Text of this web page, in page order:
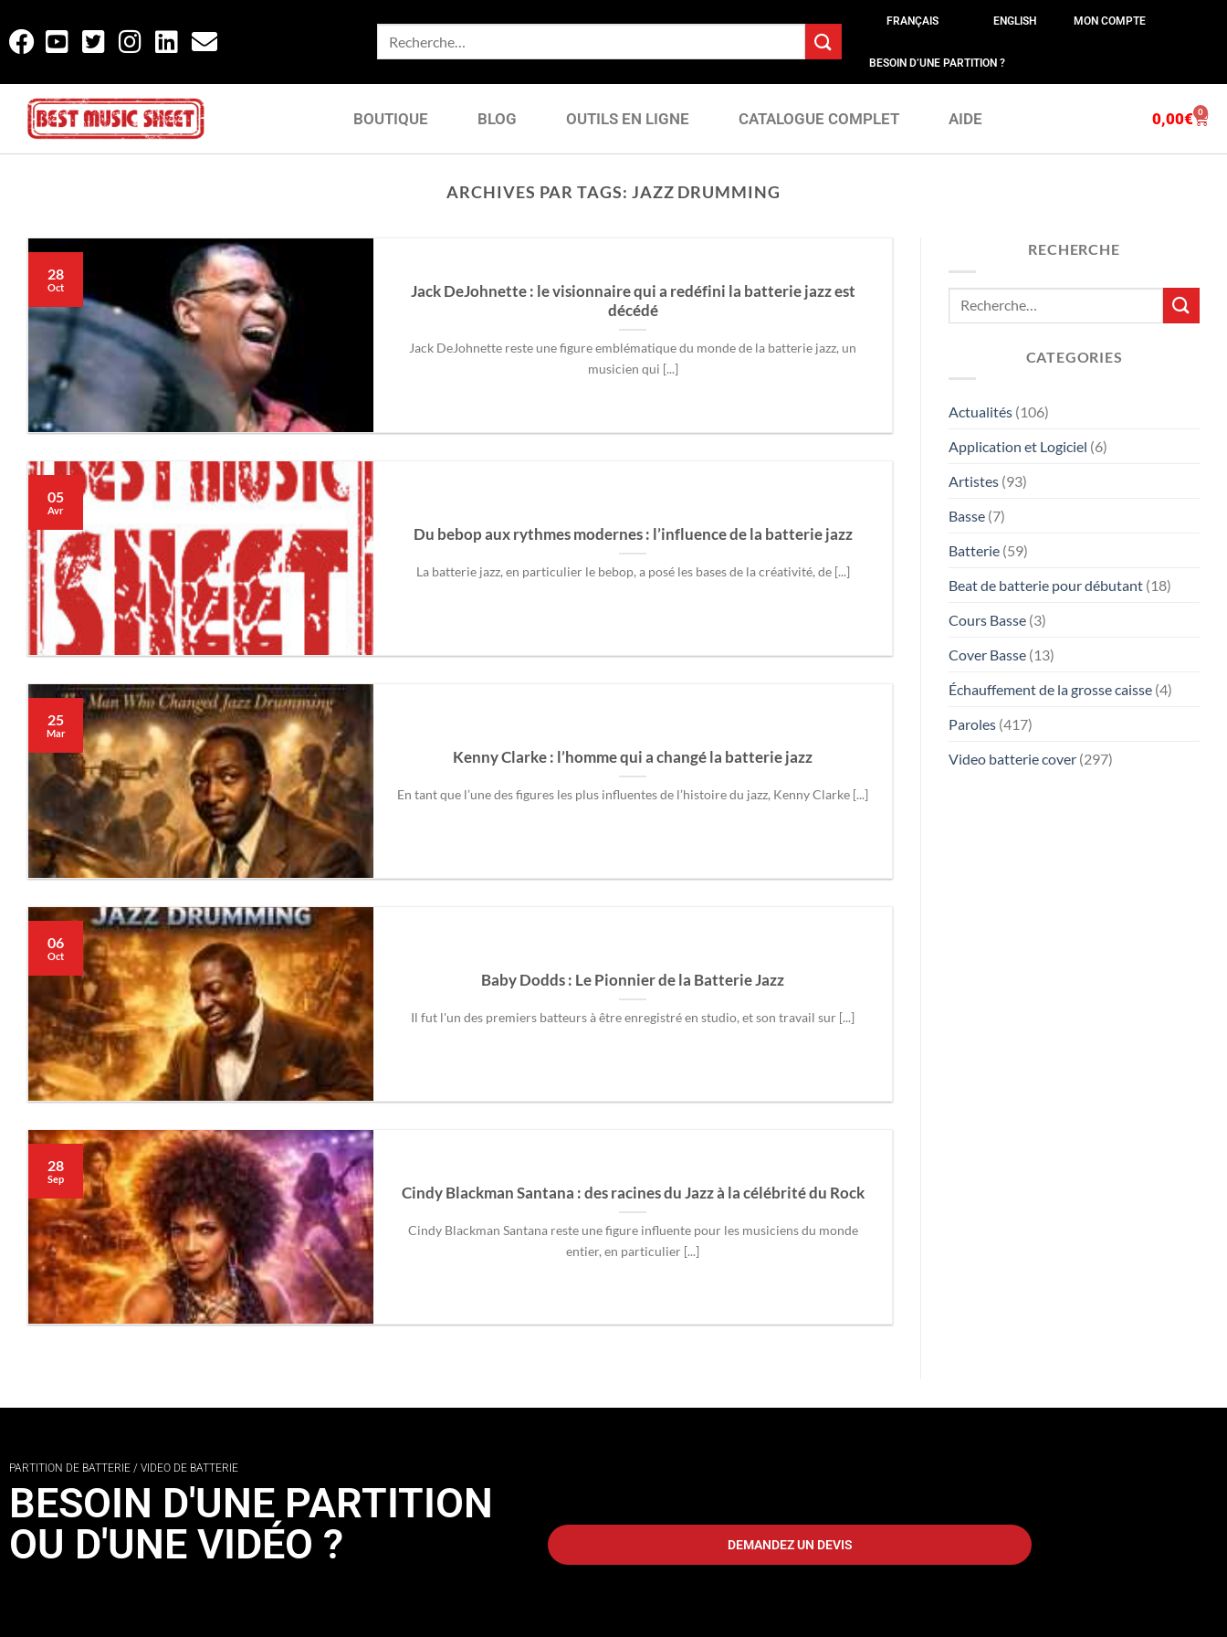
FRANÇAIS ENGLISH MON COMPTE
BESOIN D’UNE PARTITION ?
BOUTIQUE BLOG OUTILS EN LIGNE CATALOGUE COMPLET AIDE 0,00€ 0
ARCHIVES PAR TAGS: JAZZ DRUMMING
Jack DeJohnette : le visionnaire qui a redéfini la batterie jazz est
décédé
Jack DeJohnette reste une figure emblématique du monde de la batterie jazz, un
musicien qui [...]
28
Oct
Du bebop aux rythmes modernes : l’influence de la batterie jazz
La batterie jazz, en particulier le bebop, a posé les bases de la créativité, de [...]
05
Avr
Kenny Clarke : l’homme qui a changé la batterie jazz
En tant que l’une des figures les plus influentes de l’histoire du jazz, Kenny Clarke [...]
25
Mar
Baby Dodds : Le Pionnier de la Batterie Jazz
Il fut l'un des premiers batteurs à être enregistré en studio, et son travail sur [...]
06
Oct
Cindy Blackman Santana : des racines du Jazz à la célébrité du Rock
Cindy Blackman Santana reste une figure influente pour les musiciens du monde
entier, en particulier [...]
28
Sep
RECHERCHE
CATEGORIES
Actualités (106)
Application et Logiciel (6)
Artistes (93)
Basse (7)
Batterie (59)
Beat de batterie pour débutant (18)
Cours Basse (3)
Cover Basse (13)
Échauffement de la grosse caisse (4)
Paroles (417)
Video batterie cover (297)
PARTITION DE BATTERIE / VIDEO DE BATTERIE
BESOIN D'UNE PARTITION
OU D'UNE VIDÉO ?
DEMANDEZ UN DEVIS